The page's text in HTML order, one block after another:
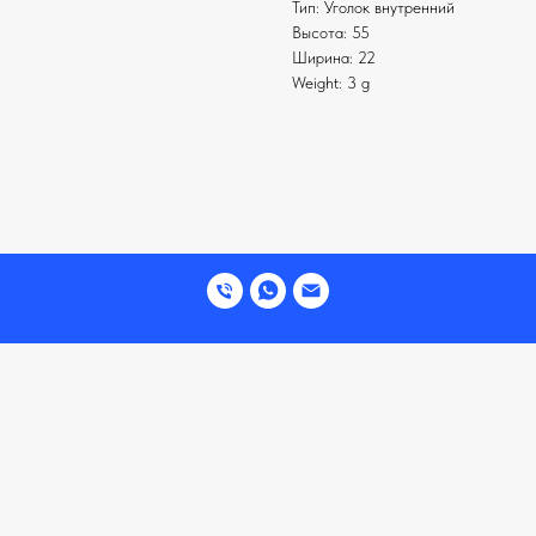
Тип: Уголок внутренний
Высота: 55
Ширина: 22
Weight: 3 g